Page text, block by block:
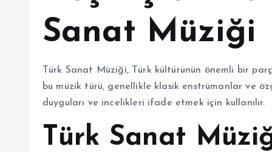
Sanat Müziği
Türk Sanat Müziği, Türk kültürünün önemli bir
bu müzik türü, genellikle klasik enstrümanlar ve
duyguları ve incelikleri ifade etmek için kullanılır.
Türk Sanat